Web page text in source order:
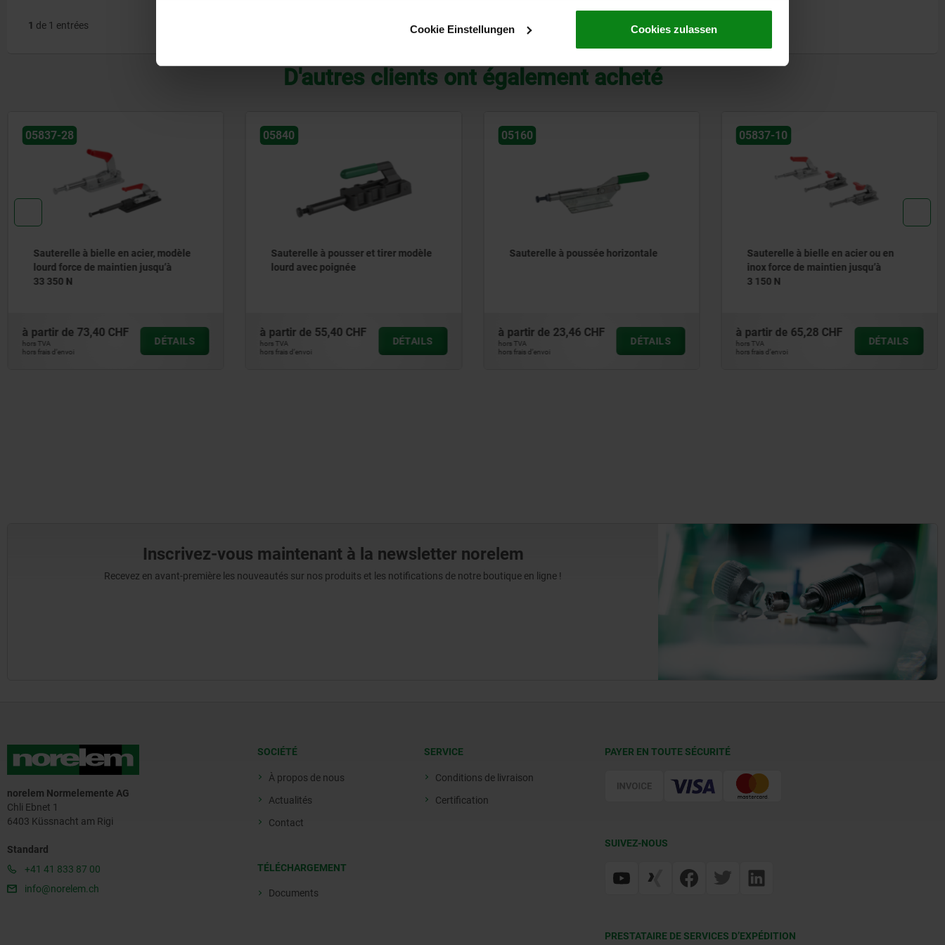
Cookie Einstellungen Cookies zulassen
1 de 1 entrées AGRANDIR LE TABLEAU
D'autres clients ont également acheté
05837-28
Sauterelle à bielle en acier, modèle
lourd force de maintien jusqu’à
33 350 N
à partir de 73,40 CHF
hors TVA
hors frais d’envoi
DÉTAILS
05840
Sauterelle à pousser et tirer modèle
lourd avec poignée
à partir de 55,40 CHF
hors TVA
hors frais d’envoi
DÉTAILS
05160
Sauterelle à poussée horizontale
à partir de 23,46 CHF
hors TVA
hors frais d’envoi
DÉTAILS
05837-10
Sauterelle à bielle en acier ou en
inox force de maintien jusqu’à
3 150 N
à partir de 65,28 CHF
hors TVA
hors frais d’envoi
DÉTAILS
Inscrivez-vous maintenant à la newsletter norelem
Recevez en avant-première les nouveautés sur nos produits et les notifications de notre boutique en ligne !
norelem Normelemente AG
Chli Ebnet 1
6403 Küssnacht am Rigi
Standard
+41 41 833 87 00
info@norelem.ch
SOCIÉTÉ
À propos de nous
Actualités
Contact
TÉLÉCHARGEMENT
Documents
SERVICE
Conditions de livraison
Certification
PAYER EN TOUTE SÉCURITÉ
SUIVEZ-NOUS
PRESTATAIRE DE SERVICES D’EXPÉDITION